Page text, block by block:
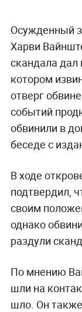
Осужденный
Харви
скандала
котором
отверг
событий
обвинили в
беседе с
В ходе
подтвердил,
своим
однако
раздули
По мнению
шли на
шло. Он